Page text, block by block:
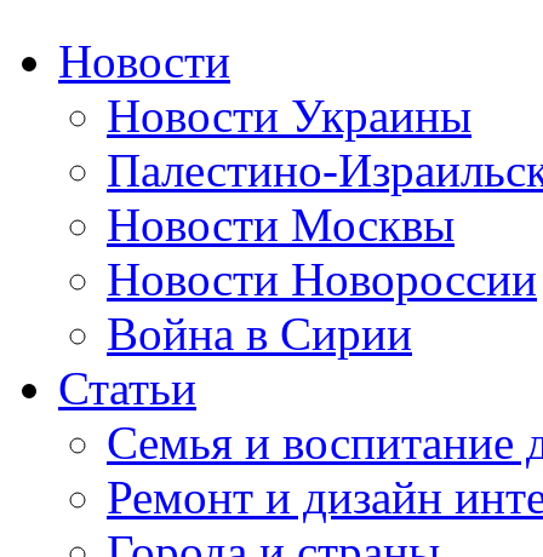
Новости
Новости Украины
Палестино-
Новости Москвы
Новости Новороссии
Война в Сирии
Статьи
Семья и воспитание
Ремонт и дизайн